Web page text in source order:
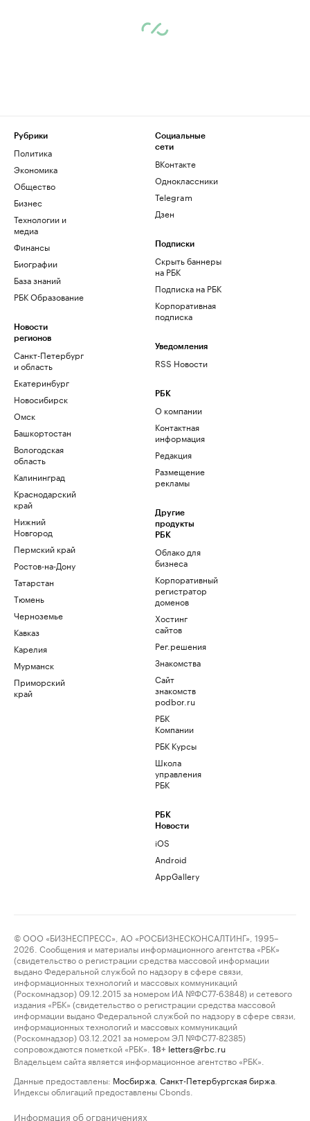
Рубрики
Политика
Экономика
Общество
Бизнес
Технологии и
медиа
Финансы
Биографии
База знаний
РБК Образование
Новости
регионов
Санкт-Петербург
и область
Екатеринбург
Новосибирск
Омск
Башкортостан
Вологодская
область
Калининград
Краснодарский
край
Нижний
Новгород
Пермский край
Ростов-на-Дону
Татарстан
Тюмень
Черноземье
Кавказ
Карелия
Мурманск
Приморский
край
Социальные
сети
ВКонтакте
Одноклассники
Telegram
Дзен
Подписки
Скрыть баннеры
на РБК
Подписка на РБК
Корпоративная
подписка
Уведомления
RSS Новости
РБК
О компании
Контактная
информация
Редакция
Размещение
рекламы
Другие
продукты
РБК
Облако для
бизнеса
Корпоративный
регистратор
доменов
Хостинг
сайтов
Рег.решения
Знакомства
Сайт
знакомств
podbor.ru
РБК
Компании
РБК Курсы
Школа
управления
РБК
РБК
Новости
iOS
Android
AppGallery
© ООО «БИЗНЕСПРЕСС», АО «РОСБИЗНЕСКОНСАЛТИНГ», 1995–
2026. Сообщения и материалы информационного агентства «РБК»
(свидетельство о регистрации средства массовой информации
выдано Федеральной службой по надзору в сфере связи,
информационных технологий и массовых коммуникаций
(Роскомнадзор) 09.12.2015 за номером ИА №ФС77-63848) и сетевого
издания «РБК» (свидетельство о регистрации средства массовой
информации выдано Федеральной службой по надзору в сфере связи,
информационных технологий и массовых коммуникаций
(Роскомнадзор) 03.12.2021 за номером ЭЛ №ФС77-82385)
сопровождаются пометкой «РБК».
18+ letters@rbc.ru
Владельцем сайта является информационное агентство «РБК».
Данные предоставлены: Мосбиржа Санкт-Петербургская биржа
Индексы облигаций предоставлены Cbonds.
Информация об ограничениях